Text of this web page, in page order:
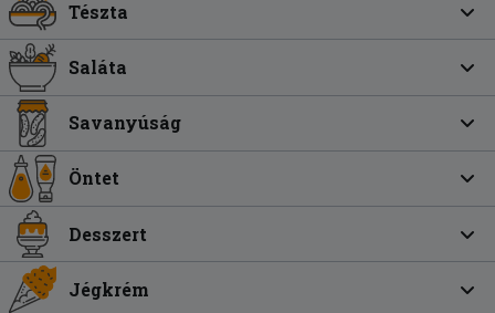
Tészta
Saláta
Savanyúság
Öntet
Desszert
Jégkrém